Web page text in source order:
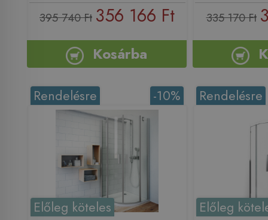
395 740 Ft 356 166 Ft
Kosárba
335 170 Ft
-10%
Rendelésre
Előleg köteles
Rendelésre
Előleg